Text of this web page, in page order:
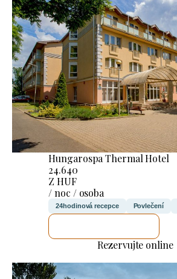
Hungarospa Thermal Hotel
24.640
Z HUF
/ noc / osoba
24hodinová recepce Povlečení
Rezervujte online